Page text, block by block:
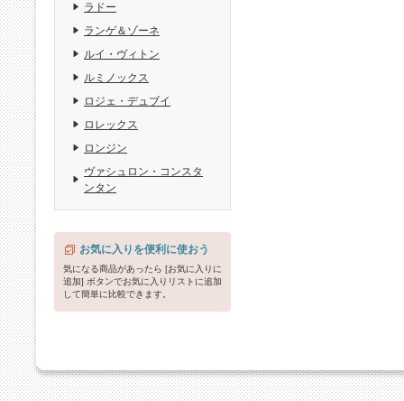
ラドー
ランゲ＆ゾーネ
ルイ・ヴィトン
ルミノックス
ロジェ・デュブイ
ロレックス
ロンジン
ヴァシュロン・コンスタ
ンタン
お気に入りを便利に使おう
気になる商品があったら [お気に入りに
追加] ボタンでお気に入りリストに追加
して簡単に比較できます。